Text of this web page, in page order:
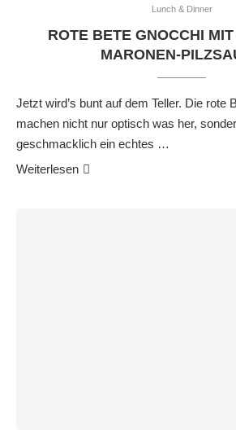
Lunch & Dinner
ROTE BETE GNOCCHI
MARONEN-
Jetzt wird’s bunt auf dem Teller. Die rote
machen nicht nur optisch was her,
geschmacklich ein echtes …
Weiterlesen